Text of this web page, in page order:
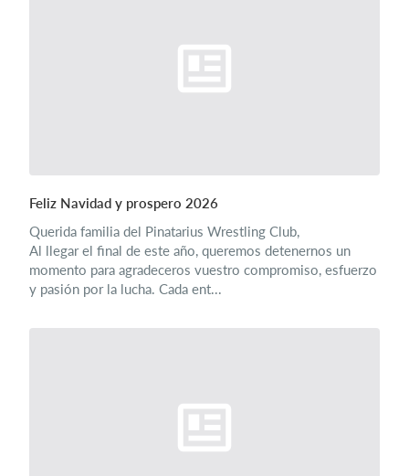
Feliz Navidad y prospero 2026
Querida familia del Pinatarius Wrestling Club,
Al llegar el final de este año, queremos detenernos un
momento para agradeceros vuestro compromiso, esfuerzo
y pasión por la lucha. Cada ent...